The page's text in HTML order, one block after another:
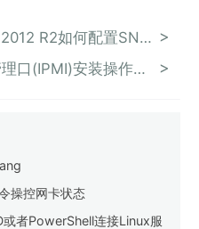
R2如何配置SNMP服务
(IPMI)安装操作系统
操控网卡状态
者PowerShell连接Linux服